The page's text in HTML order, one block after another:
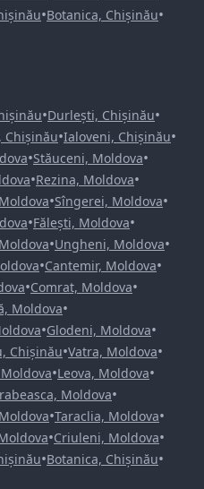
•Botanica, Chișinău•
•Durlești, Chișinău•
Chișinău•Ialoveni, Chișinău•
•Stăuceni, Moldova•
•Rezina, Moldova•
•Sîngerei, Moldova•
•Fălești, Moldova•
•Ungheni, Moldova•
•Cantemir, Moldova•
•Comrat, Moldova•
Moldova•
•Glodeni, Moldova•
Chișinău•Vatra, Moldova•
•Leova, Moldova•
Moldova•
•Taraclia, Moldova•
•Criuleni, Moldova•
•Botanica, Chișinău•